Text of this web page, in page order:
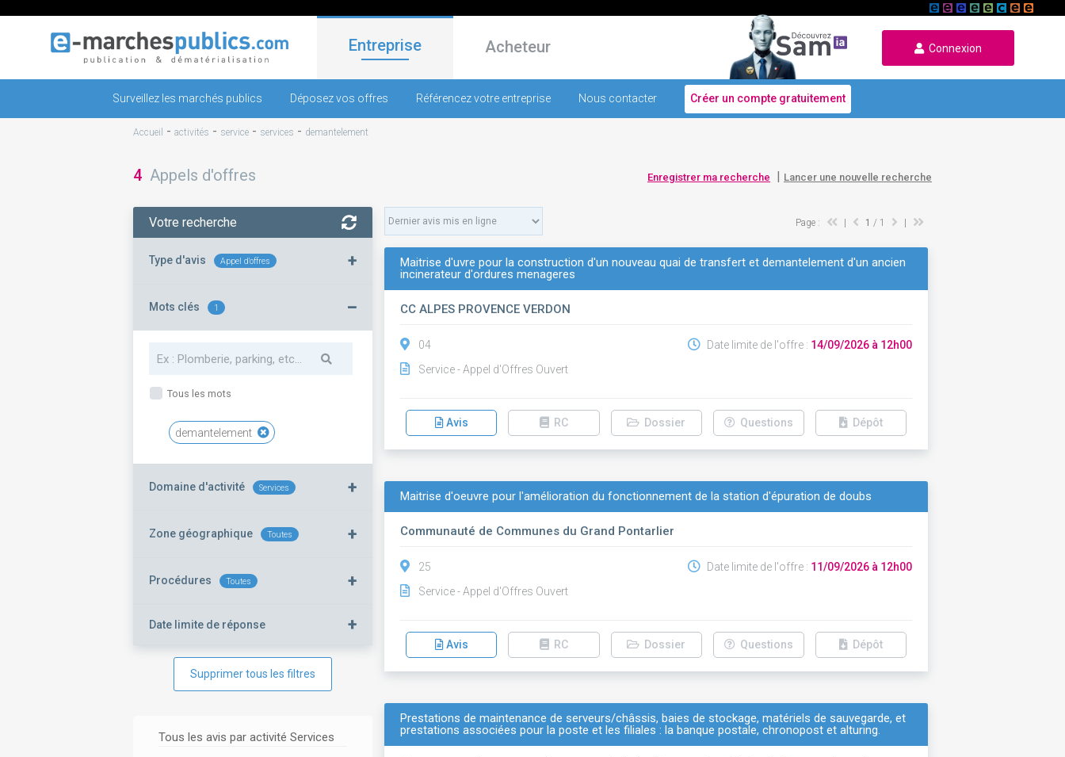
Entreprise Acheteur Connexion
Surveillez les marchés publics Déposez vos offres Référencez votre entreprise Nous contacter Créer un compte gratuitement
Accueil - activités - service - services - demantelement
4 Appels d'offres Enregistrer ma recherche | Lancer une nouvelle recherche
Votre recherche
Type d'avis Appel d'offres +
Mots clés 1 –
Tous les mots
demantelement
Domaine d'activité Services +
Zone géographique Toutes +
Procédures Toutes +
Date limite de réponse +
Supprimer tous les filtres
Tous les avis par activité Services
Page : 1 / 1
Maitrise d'uvre pour la construction d'un nouveau quai de transfert et demantelement d'un ancien
incinerateur d'ordures menageres
CC ALPES PROVENCE VERDON
04
Service - Appel d'Offres Ouvert
Date limite de l'offre : 14/09/2026 à 12h00
Avis RC Dossier Questions Dépôt
Maitrise d'oeuvre pour l'amélioration du fonctionnement de la station d'épuration de doubs
Communauté de Communes du Grand Pontarlier
25
Service - Appel d'Offres Ouvert
Date limite de l'offre : 11/09/2026 à 12h00
Avis RC Dossier Questions Dépôt
Prestations de maintenance de serveurs/châssis, baies de stockage, matériels de sauvegarde, et
prestations associées pour la poste et les filiales : la banque postale, chronopost et alturing.